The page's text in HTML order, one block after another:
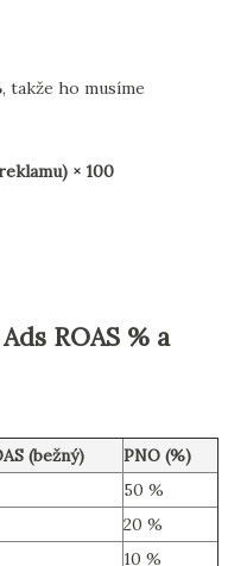
, takže ho musíme
× 100
ROAS % a
(bežný)
PNO (%)
50 %
20 %
10 %